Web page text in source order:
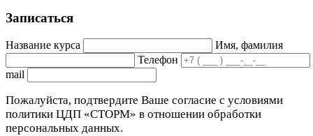
Записаться
Название курса
Имя, фамилия
Телефон
mail
Пожалуйста, подтвердите Ваше согласие с условиями
политики ЦДП «СТОРМ» в отношении обработки
персональных данных.